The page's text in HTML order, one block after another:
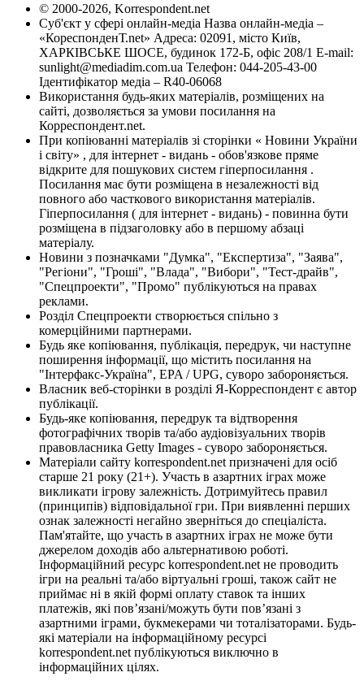
© 2000-2026, Korrespondent.net
Суб'єкт у сфері онлайн-медіа Назва онлайн-медіа –
«КореспонденТ.net» Адреса: 02091, місто Київ,
ХАРКІВСЬКЕ ШОСЕ, будинок 172-Б, офіс 208/1 E-mail:
sunlight@mediadim.com.ua Телефон: 044-205-43-00
Ідентифікатор медіа – R40-06068
Використання будь-яких матеріалів, розміщених на
сайті, дозволяється за умови посилання на
Корреспондент.net.
При копіюванні матеріалів зі сторінки « Новини України
і світу» , для інтернет - видань - обов'язкове пряме
відкрите для пошукових систем гіперпосилання .
Посилання має бути розміщена в незалежності від
повного або часткового використання матеріалів.
Гіперпосилання ( для інтернет - видань) - повинна бути
розміщена в підзаголовку або в першому абзаці
матеріалу.
Новини з позначками "Думка", "Експертиза", "Заява",
"Регіони", "Гроші", "Влада", "Вибори", "Тест-драйв",
"Спецпроекти", "Промо" публікуються на правах
реклами.
Розділ Спецпроекти створюється спільно з
комерційними партнерами.
Будь яке копіювання, публікація, передрук, чи наступне
поширення інформації, що містить посилання на
"Інтерфакс-Україна", EPA / UPG, суворо забороняється.
Власник веб-сторінки в розділі Я-Корреспондент є автор
публікації.
Будь-яке копіювання, передрук та відтворення
фотографічних творів та/або аудіовізуальних творів
правовласника Getty Images - суворо забороняється.
Матеріали сайту korrespondent.net призначені для осіб
старше 21 року (21+). Участь в азартних іграх може
викликати ігрову залежність. Дотримуйтесь правил
(принципів) відповідальної гри. При виявленні перших
ознак залежності негайно зверніться до спеціаліста.
Пам'ятайте, що участь в азартних іграх не може бути
джерелом доходів або альтернативою роботі.
Інформаційний ресурс korrespondent.net не проводить
ігри на реальні та/або віртуальні гроші, також сайт не
приймає ні в якій формі оплату ставок та інших
платежів, які пов’язані/можуть бути пов’язані з
азартними іграми, букмекерами чи тоталізаторами. Будь-
які матеріали на інформаційному ресурсі
korrespondent.net публікуються виключно в
інформаційних цілях.